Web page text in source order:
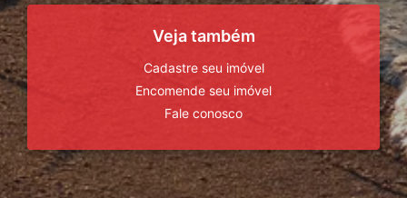
Veja também
Cadastre seu imóvel
Encomende seu imóvel
Fale conosco